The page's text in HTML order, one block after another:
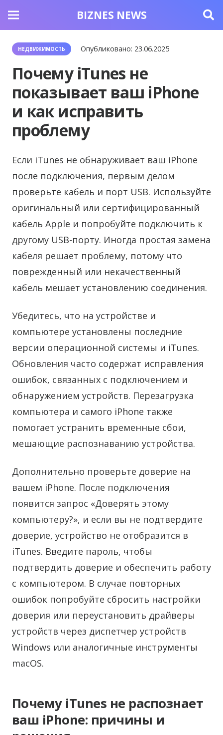
BIZNES NEWS
НЕДВИЖИМОСТЬ Опубликовано: 23.06.2025
Почему iTunes не
показывает ваш iPhone
и как исправить
проблему
Если iTunes не обнаруживает ваш iPhone
после подключения, первым делом
проверьте кабель и порт USB. Используйте
оригинальный или сертифицированный
кабель Apple и попробуйте подключить к
другому USB-порту. Иногда простая замена
кабеля решает проблему, потому что
поврежденный или некачественный
кабель мешает установлению соединения.
Убедитесь, что на устройстве и
компьютере установлены последние
версии операционной системы и iTunes.
Обновления часто содержат исправления
ошибок, связанных с подключением и
обнаружением устройств. Перезагрузка
компьютера и самого iPhone также
помогает устранить временные сбои,
мешающие распознаванию устройства.
Дополнительно проверьте доверие на
вашем iPhone. После подключения
появится запрос «Доверять этому
компьютеру?», и если вы не подтвердите
доверие, устройство не отобразится в
iTunes. Введите пароль, чтобы
подтвердить доверие и обеспечить работу
с компьютером. В случае повторных
ошибок попробуйте сбросить настройки
доверия или переустановить драйверы
устройств через диспетчер устройств
Windows или аналогичные инструменты
macOS.
Почему iTunes не распознает
ваш iPhone: причины и